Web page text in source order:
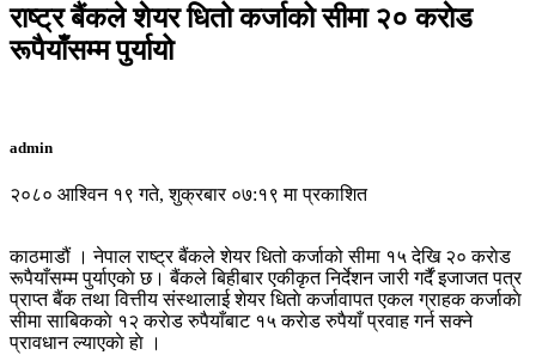
राष्ट्र बैंकले शेयर धितो कर्जाको सीमा २० कराेड
रूपैयाँसम्म पुर्यायो
admin
२०८० आश्विन १९ गते, शुक्रबार ०७:१९ मा प्रकाशित
काठमाडौं । नेपाल राष्ट्र बैंकले शेयर धितो कर्जाको सीमा १५ देखि २० कराेड
रूपैयाँसम्म पुर्याएकाे छ। बैंकले बिहीबार एकीकृत निर्देशन जारी गर्दैं इजाजत पत्र
प्राप्त बैंक तथा वित्तीय संस्थालाई शेयर धिताे कर्जावापत एकल ग्राहक कर्जाकाे
सीमा साबिककाे १२ कराेड रुपैयाँबाट १५ कराेड रुपैयाँ प्रवाह गर्न सक्ने
प्रावधान ल्याएकाे हाे ।